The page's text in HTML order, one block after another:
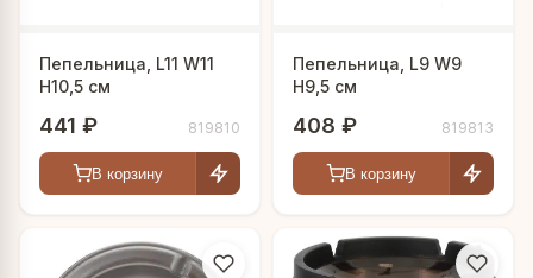
Пепельница, L11 W11
H10,5 см
441 ₽ 819810
В корзину
Пепельница, L9 W9
H9,5 см
408 ₽ 819813
В корзину